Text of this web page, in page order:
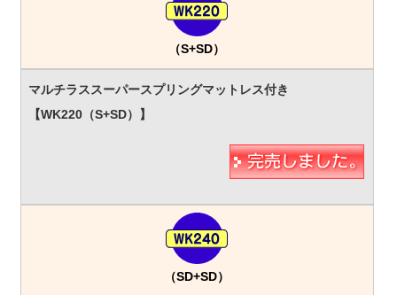
（S+SD）
（SD+SD）